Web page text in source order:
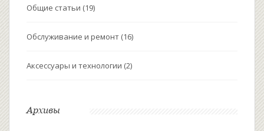
Общие статьи (19)
Обслуживание и ремонт (16)
Аксессуары и технологии (2)
Архивы